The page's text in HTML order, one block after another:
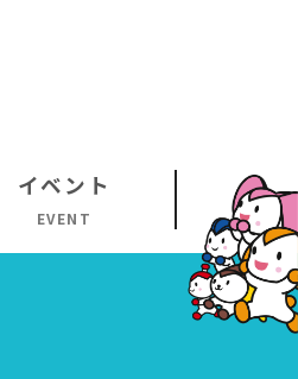
イベント
EVENT